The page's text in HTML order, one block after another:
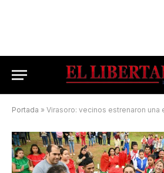
Portada » Virasoro: vecinos estrenaron una